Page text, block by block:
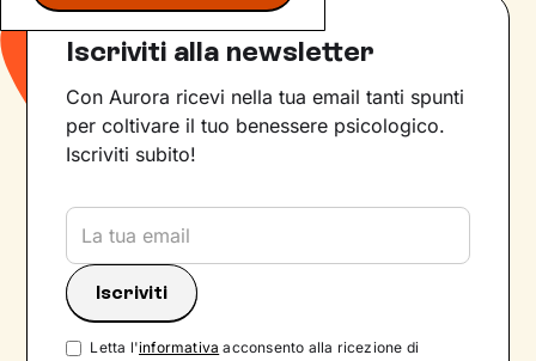
Iscriviti alla newsletter
Con Aurora ricevi nella tua email tanti spunti
per coltivare il tuo benessere psicologico.
Iscriviti subito!
Letta l'informativa acconsento alla ricezione di